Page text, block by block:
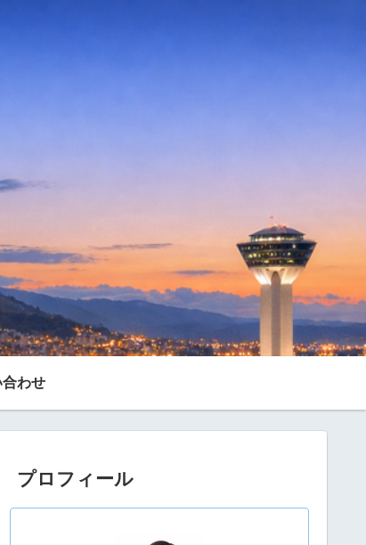
わせ
プロフィール